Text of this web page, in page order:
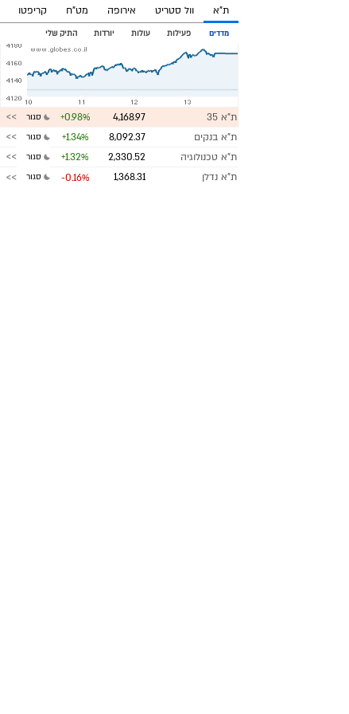
ת"א וול סטריט אירופה מט"ח קריפטו
מדדים פעילות עולות יורדות התיק שלי
ת"א 35 4,168.97
+0.98% סגור
ת"א בנקים 8,092.37
+1.34% סגור
ת"א טכנולוגיה 2,330.52
+1.32% סגור
ת"א נדלן 1,368.31
-0.16% סגור